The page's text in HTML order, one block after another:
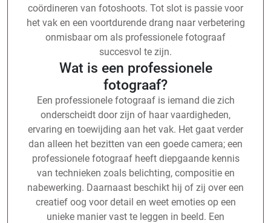
coördineren van fotoshoots. Tot slot is passie voor
het vak en een voortdurende drang naar verbetering
onmisbaar om als professionele fotograaf
succesvol te zijn.
Wat is een professionele
fotograaf?
Een professionele fotograaf is iemand die zich
onderscheidt door zijn of haar vaardigheden,
ervaring en toewijding aan het vak. Het gaat verder
dan alleen het bezitten van een goede camera; een
professionele fotograaf heeft diepgaande kennis
van technieken zoals belichting, compositie en
nabewerking. Daarnaast beschikt hij of zij over een
creatief oog voor detail en weet emoties op een
unieke manier vast te leggen in beeld. Een